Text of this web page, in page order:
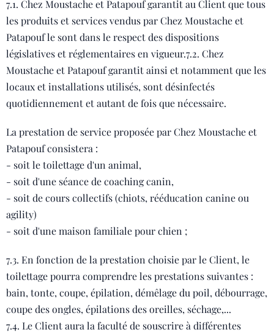
7.1. Chez Moustache et Patapouf garantit au Client que tous
les produits et services vendus par Chez Moustache et
Patapouf le sont dans le respect des dispositions
législatives et réglementaires en vigueur.7.2. Chez
Moustache et Patapouf garantit ainsi et notamment que les
locaux et installations utilisés, sont désinfectés
quotidiennement et autant de fois que nécessaire.
La prestation de service proposée par Chez Moustache et
Patapouf consistera :
- soit le toilettage d'un animal,
- soit d'une séance de coaching canin,
- soit de cours collectifs (chiots, rééducation canine ou
agility)
- soit d'une maison familiale pour chien ;
7.3. En fonction de la prestation choisie par le Client, le
toilettage pourra comprendre les prestations suivantes :
bain, tonte, coupe, épilation, démêlage du poil, débourrage,
coupe des ongles, épilations des oreilles, séchage,...
7.4. Le Client aura la faculté de souscrire à différentes